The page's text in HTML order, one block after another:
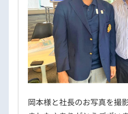
岡本様と社長のお写真を撮